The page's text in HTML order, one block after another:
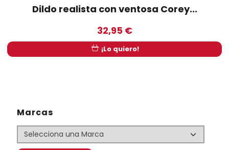
Marcas
Dildo realista con ventosa Corey...
32,95 €
¡Lo quiero!